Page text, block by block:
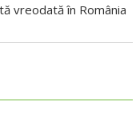
vreodată în România